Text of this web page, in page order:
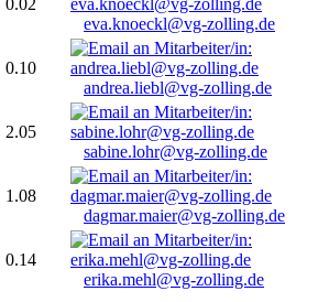
0.02
eva.knoeckl@vg-zolling.de
0.10
andrea.liebl@vg-zolling.de
2.05
sabine.lohr@vg-zolling.de
1.08
dagmar.maier@vg-zolling.de
0.14
erika.mehl@vg-zolling.de